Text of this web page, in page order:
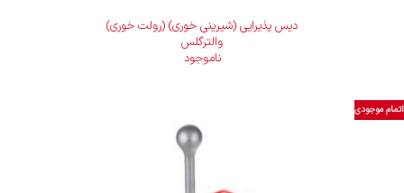
دیس پذیرایی (شیرینی خوری) (رولت خوری)
والترگلس
ناموجود
اتمام موجودی